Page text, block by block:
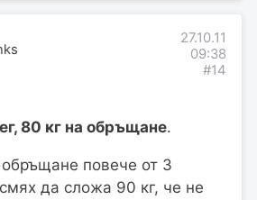
27.10.11
09:38
#14
80 кг на обръщане.
повече от 3
да сложа 90 кг, че не